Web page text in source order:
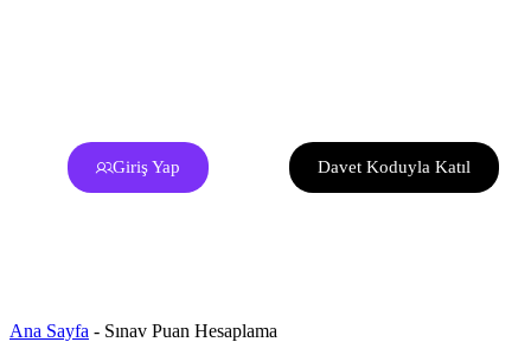
Giriş Yap Davet Koduyla Katıl
Ana Sayfa - Sınav Puan Hesaplama